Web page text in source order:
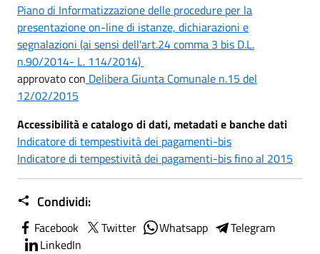
Piano di Informatizzazione delle procedure per la
presentazione on-line di istanze, dichiarazioni e
segnalazioni (ai sensi dell'art.24 comma 3 bis D.L.
n.90/2014- L. 114/2014)
approvato con Delibera Giunta Comunale n.15 del
12/02/2015
Accessibilità e catalogo di dati, metadati e banche dati
Indicatore di tempestività dei pagamenti-bis
Indicatore di tempestività dei pagamenti-bis fino al 2015
Condividi:
Facebook Twitter Whatsapp
Telegram
LinkedIn